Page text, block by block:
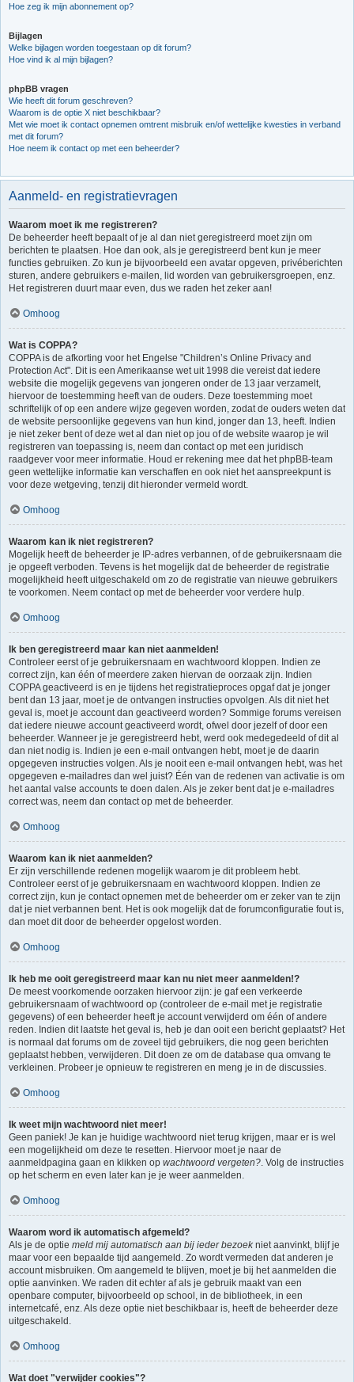
Hoe zeg ik mijn abonnement op?
Bijlagen
Welke bijlagen worden toegestaan op dit forum?
Hoe vind ik al mijn bijlagen?
phpBB vragen
Wie heeft dit forum geschreven?
Waarom is de optie X niet beschikbaar?
Met wie moet ik contact opnemen omtrent misbruik en/of wettelijke kwesties in verband
met dit forum?
Hoe neem ik contact op met een beheerder?
Aanmeld- en registratievragen
Waarom moet ik me registreren?
De beheerder heeft bepaalt of je al dan niet geregistreerd moet zijn om
berichten te plaatsen. Hoe dan ook, als je geregistreerd bent kun je meer
functies gebruiken. Zo kun je bijvoorbeeld een avatar opgeven, privéberichten
sturen, andere gebruikers e-mailen, lid worden van gebruikersgroepen, enz.
Het registreren duurt maar even, dus we raden het zeker aan!
Omhoog
Wat is COPPA?
COPPA is de afkorting voor het Engelse "Children’s Online Privacy and
Protection Act". Dit is een Amerikaanse wet uit 1998 die vereist dat iedere
website die mogelijk gegevens van jongeren onder de 13 jaar verzamelt,
hiervoor de toestemming heeft van de ouders. Deze toestemming moet
schriftelijk of op een andere wijze gegeven worden, zodat de ouders weten dat
de website persoonlijke gegevens van hun kind, jonger dan 13, heeft. Indien
je niet zeker bent of deze wet al dan niet op jou of de website waarop je wil
registreren van toepassing is, neem dan contact op met een juridisch
raadgever voor meer informatie. Houd er rekening mee dat het phpBB-team
geen wettelijke informatie kan verschaffen en ook niet het aanspreekpunt is
voor deze wetgeving, tenzij dit hieronder vermeld wordt.
Omhoog
Waarom kan ik niet registreren?
Mogelijk heeft de beheerder je IP-adres verbannen, of de gebruikersnaam die
je opgeeft verboden. Tevens is het mogelijk dat de beheerder de registratie
mogelijkheid heeft uitgeschakeld om zo de registratie van nieuwe gebruikers
te voorkomen. Neem contact op met de beheerder voor verdere hulp.
Omhoog
Ik ben geregistreerd maar kan niet aanmelden!
Controleer eerst of je gebruikersnaam en wachtwoord kloppen. Indien ze
correct zijn, kan één of meerdere zaken hiervan de oorzaak zijn. Indien
COPPA geactiveerd is en je tijdens het registratieproces opgaf dat je jonger
bent dan 13 jaar, moet je de ontvangen instructies opvolgen. Als dit niet het
geval is, moet je account dan geactiveerd worden? Sommige forums vereisen
dat iedere nieuwe account geactiveerd wordt, ofwel door jezelf of door een
beheerder. Wanneer je je geregistreerd hebt, werd ook medegedeeld of dit al
dan niet nodig is. Indien je een e-mail ontvangen hebt, moet je de daarin
opgegeven instructies volgen. Als je nooit een e-mail ontvangen hebt, was het
opgegeven e-mailadres dan wel juist? Één van de redenen van activatie is om
het aantal valse accounts te doen dalen. Als je zeker bent dat je e-mailadres
correct was, neem dan contact op met de beheerder.
Omhoog
Waarom kan ik niet aanmelden?
Er zijn verschillende redenen mogelijk waarom je dit probleem hebt.
Controleer eerst of je gebruikersnaam en wachtwoord kloppen. Indien ze
correct zijn, kun je contact opnemen met de beheerder om er zeker van te zijn
dat je niet verbannen bent. Het is ook mogelijk dat de forumconfiguratie fout is,
dan moet dit door de beheerder opgelost worden.
Omhoog
Ik heb me ooit geregistreerd maar kan nu niet meer aanmelden!?
De meest voorkomende oorzaken hiervoor zijn: je gaf een verkeerde
gebruikersnaam of wachtwoord op (controleer de e-mail met je registratie
gegevens) of een beheerder heeft je account verwijderd om één of andere
reden. Indien dit laatste het geval is, heb je dan ooit een bericht geplaatst? Het
is normaal dat forums om de zoveel tijd gebruikers, die nog geen berichten
geplaatst hebben, verwijderen. Dit doen ze om de database qua omvang te
verkleinen. Probeer je opnieuw te registreren en meng je in de discussies.
Omhoog
Ik weet mijn wachtwoord niet meer!
Geen paniek! Je kan je huidige wachtwoord niet terug krijgen, maar er is wel
een mogelijkheid om deze te resetten. Hiervoor moet je naar de
aanmeldpagina gaan en klikken op wachtwoord vergeten?. Volg de instructies
op het scherm en even later kan je je weer aanmelden.
Omhoog
Waarom word ik automatisch afgemeld?
Als je de optie meld mij automatisch aan bij ieder bezoekniet aanvinkt, blijf je
maar voor een bepaalde tijd aangemeld. Zo wordt vermeden dat anderen je
account misbruiken. Om aangemeld te blijven, moet je bij het aanmelden die
optie aanvinken. We raden dit echter af als je gebruik maakt van een
openbare computer, bijvoorbeeld op school, in de bibliotheek, in een
internetcafé, enz. Als deze optie niet beschikbaar is, heeft de beheerder deze
uitgeschakeld.
Omhoog
Wat doet "verwijder cookies"?